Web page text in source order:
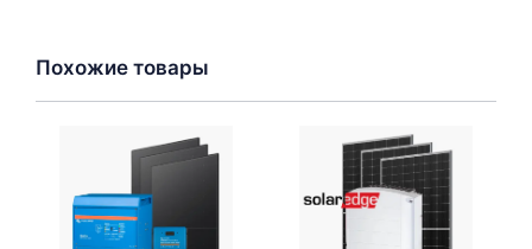
Похожие товары